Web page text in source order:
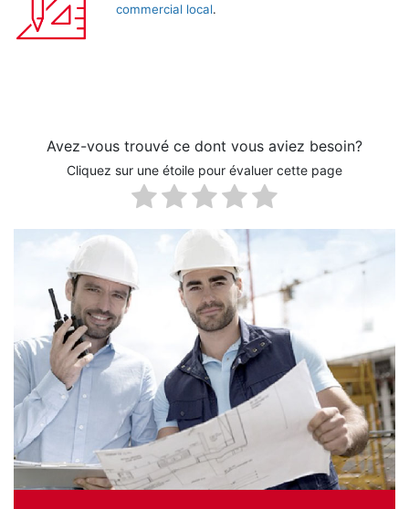
commercial local.
Avez-vous trouvé ce dont vous aviez besoin?
Cliquez sur une étoile pour évaluer cette page